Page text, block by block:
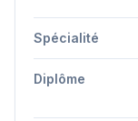
Spécialité
Diplôme